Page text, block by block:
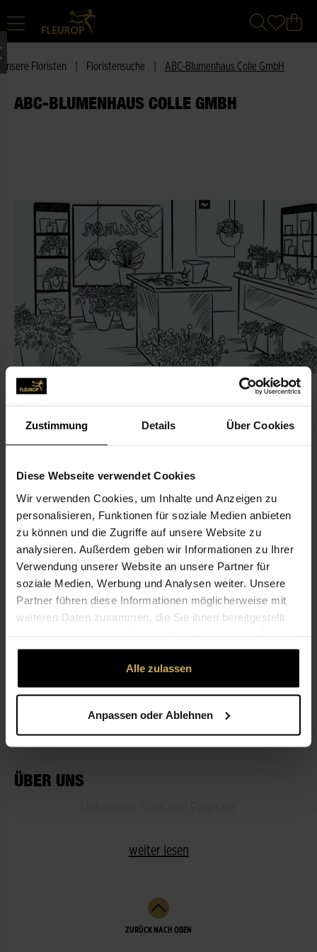
Zustimmung Details Über Cookies
Diese Webseite verwendet Cookies
Wir verwenden Cookies, um Inhalte und Anzeigen zu
personalisieren, Funktionen für soziale Medien anbieten
zu können und die Zugriffe auf unsere Website zu
analysieren. Außerdem geben wir Informationen zu Ihrer
Verwendung unserer Website an unsere Partner für
soziale Medien, Werbung und Analysen weiter. Unsere
Partner führen diese Informationen möglicherweise mit
weiteren Daten zusammen, die Sie ihnen bereitgestellt
gesammelt haben.
Alle zulassen
Anpassen oder Ablehnen
Unsere Floristen Floristensuche ABC-Blumenhaus Colle GmbH
ABC-BLUMENHAUS COLLE GMBH
ABC-Blumenhaus Colle GmbH
ABC-Blumenhaus Colle GmbH
Schillerstr. 29
45739 Oer-Erkenschwick
02368-12 34
02368-555 92
ÜBER UNS
weiter lesen
ZURÜCK NACH OBEN